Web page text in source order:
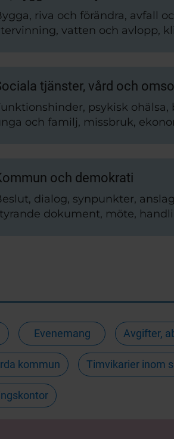
riva och förändra, avfall
vatten och avlopp,
tjänster, vård och
psykisk ohälsa,
och familj, missbruk,
och demokrati
dialog, synpunkter,
dokument, möte,
Evenemang Avgifter,
kommun Timvikarier inom